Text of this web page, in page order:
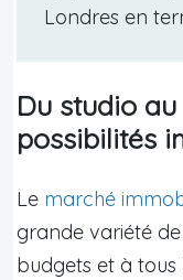
Londres en
Du studio
possibilités
Le marché
grande variété
budgets et à tous